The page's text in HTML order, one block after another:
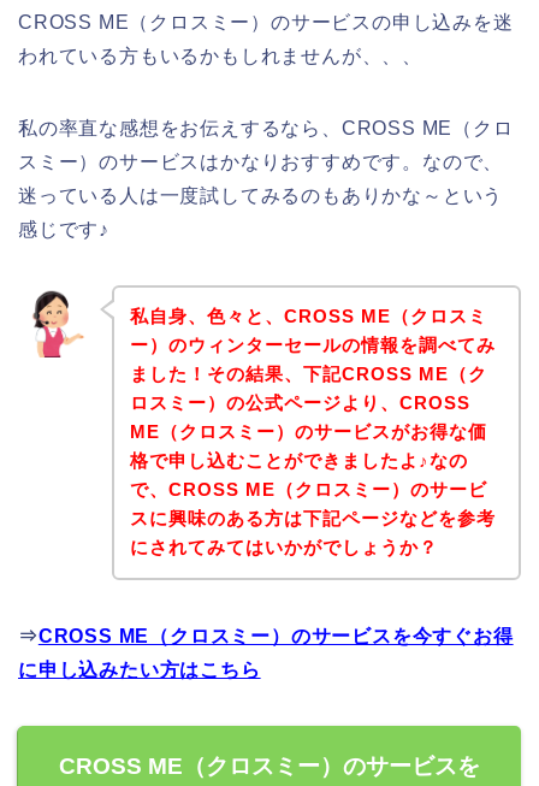
CROSS ME（クロスミー）のサービスの申し込みを迷
われている方もいるかもしれませんが、、、
私の率直な感想をお伝えするなら、CROSS ME（クロ
スミー）のサービスはかなりおすすめです。なので、
迷っている人は一度試してみるのもありかな～という
感じです♪
私自身、色々と、CROSS ME（クロスミ
ー）のウィンターセールの情報を調べてみ
ました！その結果、下記CROSS ME（ク
ロスミー）の公式ページより、CROSS
ME（クロスミー）のサービスがお得な価
格で申し込むことができましたよ♪なの
で、CROSS ME（クロスミー）のサービ
スに興味のある方は下記ページなどを参考
にされてみてはいかがでしょうか？
⇒CROSS ME（クロスミー）のサービスを今すぐお得
に申し込みたい方はこちら
CROSS ME（クロスミー）のサービスを